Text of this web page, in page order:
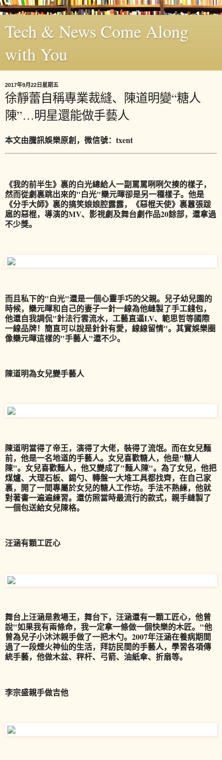
Tech & News Come Along
with You
2017年9月22日星期五
徐靜蕾自稱專業裁縫、陳道明變“糖人
陳”…明星還能做手藝人
本文由騰訊娛樂原創，微信號：txent
《我的前半生》裏的白光總給人一副罵罵咧咧欠揍的樣子，
然而從劇裏跳出來的"白光"欒元暉卻是另一種樣子。他是
《分手大師》裏的搞笑娘娘腔露露，《惡棍天使》裏囂張跋
扈的惡棍，導演的MV、影視劇及舞台劇作品20餘部，還拿過
不少獎。
而且私下的"白光"還是一個心靈手巧的父親。兒子幼兒園的
時候，欒元暉和自己的妻子一針一線為他縫製了手工錢包，
他還自我調侃"針法行雲流水，工藝直逼LV、範思哲等國際
一線品牌！簡直可以說是針針有愛，線線留情"。其實娛樂圈
像欒元暉這樣的"手藝人"還不少。
陳道明為女兒變手藝人
陳道明當得了帝王，演得了大佬，裝得了流氓。而在女兒麵
前，他是一名地道的手藝人。女兒喜歡糖人，他是"糖人
陳"。女兒喜歡麵人，他又變成了"麵人陳"。為了女兒，他把
煤爐、大理石板、錫勺、轉盤一大堆工具都找齊，在自己家
裏，開了一間專屬於女兒的糖人工作坊。手法不熟練，他就
對著書一遍遍練習。還仿照當時最流行的款式，親手縫製了
一個包送給女兒陳格。
汪涵有顆工匠心
舞台上汪涵是救場王，舞台下，汪涵還有一顆工匠心，他曾
說"如果我有兩條命，我一定拿一條做一個快樂的木匠。"他
曾為兒子小沐沐親手做了一把木勺。2007年汪涵在養病期間
過了一段煙火神仙的生活，拜訪民間的手藝人，學習各項傳
統手藝，他做木盆、秤杆、弓箭、油紙傘、折扇等。
李宗盛親手做吉他